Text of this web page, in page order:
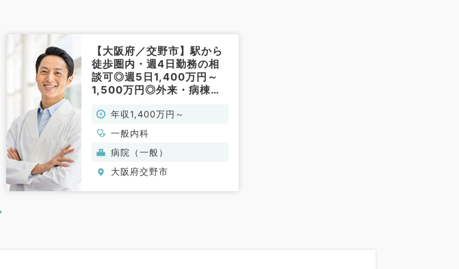
【大阪府／交野市】駅から
徒歩圏内・週4日勤務の相
談可◎週5日1,400万円～
1,500万円◎外来・病棟管
（総合内科／常勤）
年収1,400万円～
一般内科
病院（一般）
大阪府交野市